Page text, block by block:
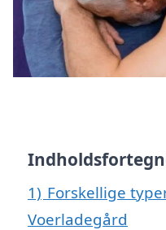
1) Forskellige
Voerladegård